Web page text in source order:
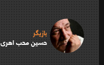
بازیگر
حسین محب اهری